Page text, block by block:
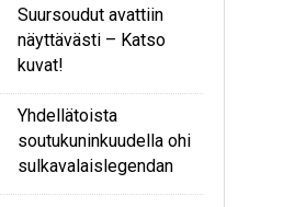
Suursoudut avattiin
näyttävästi – Katso
kuvat!
Yhdellätoista
soutukuninkuudella ohi
sulkavalaislegendan